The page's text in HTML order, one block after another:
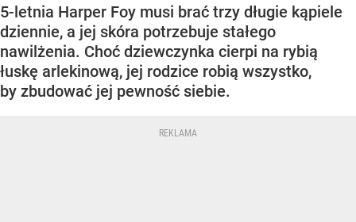
5-letnia Harper Foy musi brać trzy długie kąpiele
dziennie, a jej skóra potrzebuje stałego
nawilżenia. Choć dziewczynka cierpi na rybią
łuskę arlekinową, jej rodzice robią wszystko,
by zbudować jej pewność siebie.